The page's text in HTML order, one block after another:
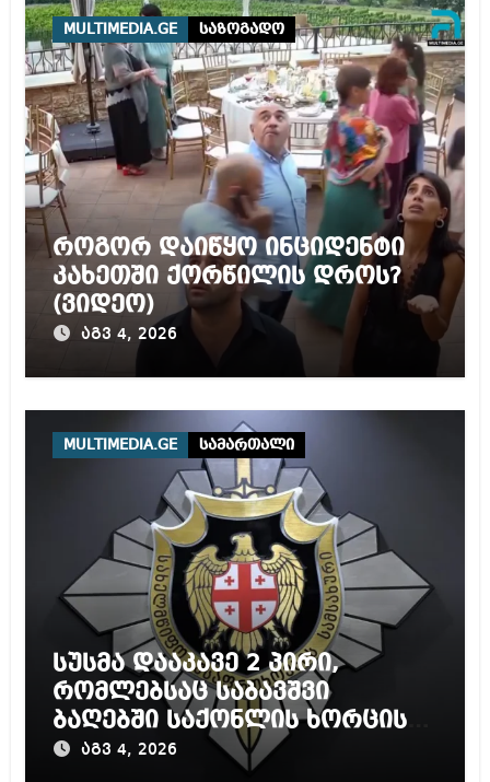
მოპყრობას – სააკაშვილი
MULTIMEDIA.GE საზოგადო
როგორ დაიწყო ინციდენტი
კახეთში ქორწილის დროს?
(ვიდეო)
აგვ 4, 2026
MULTIMEDIA.GE სამართალი
სუსმა დააკავე 2 პირი,
რომლებსაც საბავშვი
ბაღებში საქონლის ხორცის
ნაცვლად ცხენის ხორცი
აგვ 4, 2026